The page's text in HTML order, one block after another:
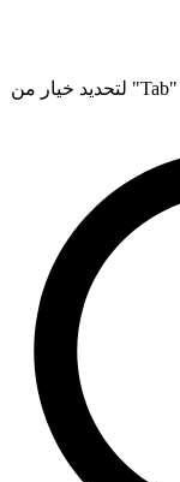
ابدأ الكتابة في مربع البحث، ثم استخدِم مفتاح "Tab" لتحديد خيار من